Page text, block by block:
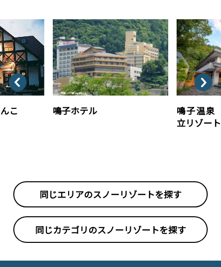
こ 鳴子ホテル
鳴子温
立リゾー
同じエリアのスノーリゾートを探す
同じカテゴリのスノーリゾートを探す